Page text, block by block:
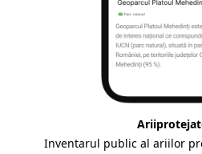
Inventarul public al ariilor